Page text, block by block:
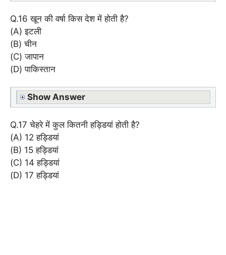
Q.16 खून की वर्षा किस देश में होती है?
(A) इटली
(B) चीन
(C) जापान
(D) पाकिस्तान
Show Answer
Q.17 चेहरे में कुल कितनी हड्डियां होती है?
(A) 12 हड्डियां
(B) 15 हड्डियां
(C) 14 हड्डियां
(D) 17 हड्डियां